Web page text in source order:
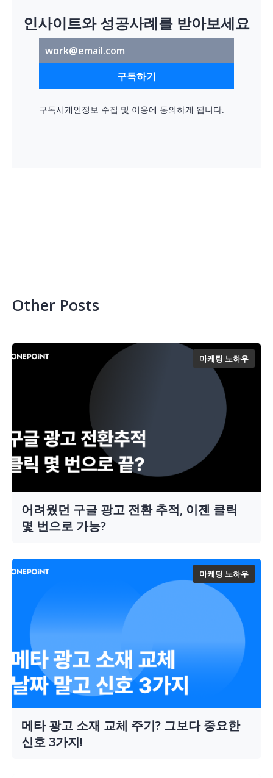
인사이트와 성공사례를 받아보세요
구독하기
구독시개인정보 수집 및 이용에 동의하게 됩니다.
Other Posts
마케팅 노하우
어려웠던 구글 광고 전환 추적, 이젠 클릭
몇 번으로 가능?
마케팅 노하우
메타 광고 소재 교체 주기? 그보다 중요한
신호 3가지!